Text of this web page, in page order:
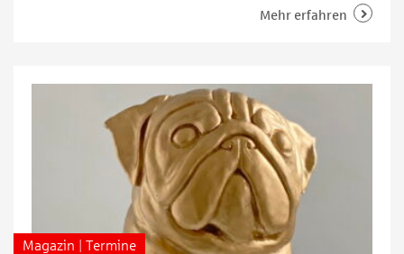
öffentlichen und fünf privaten Hochschulen im Land
Mehr erfahren
Magazin | Termine